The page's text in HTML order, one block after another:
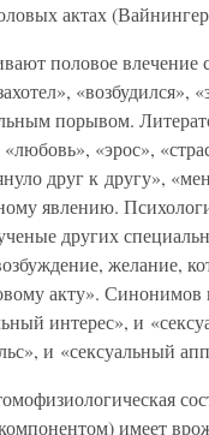
актах
половое
«возбудился»,
порывом.
«эрос»,
друг к другу»,
явлению.
других
желание,
акту».
интерес», и
и «сексуальный
имеет